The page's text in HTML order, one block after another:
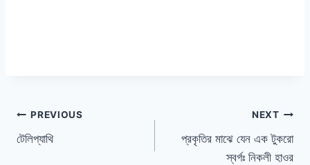
পোস্ট
ন্যাভিগেশন
PREVIOUS
টেলিপ্যাথি
NEXT
প্রকৃতির মাঝে যেন এক টুকরো
স্বর্গঃ নিকলী হাওর